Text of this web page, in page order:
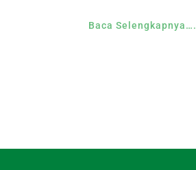
Baca Selengkapnya….